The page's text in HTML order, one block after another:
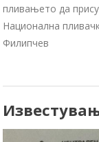
пливањето да
Национална
Филипчев